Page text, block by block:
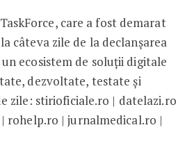
care a fost demarat
câteva zile de la declanșarea
ecosistem de soluții digitale
dezvoltate, testate și
zile: stirioficiale.ro | datelazi.ro
rohelp.ro | jurnalmedical.ro |